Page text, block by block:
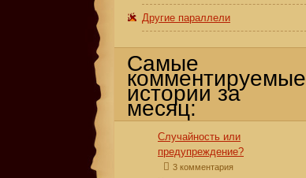
Другие параллели
Самые
комментируемые
истории за
месяц:
Случайность или
предупреждение?
3 комментария